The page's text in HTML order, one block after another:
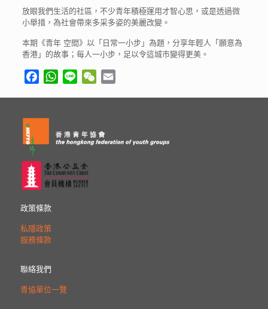
放眼我們生活的社區，不少青年積極運用才智心思，或是透過微
小舉措，為社會帶來多采多姿的美麗改變。
本期《青年 空間》以「日常一小步」為題，分享年輕人「願意為
香港」的故事；每人一小步，足以令這城市變得更美。
FacebookWhatsApp
Line WeChat
政策條款
私隱政策
服務條款
聯絡我們
青協單位一覽